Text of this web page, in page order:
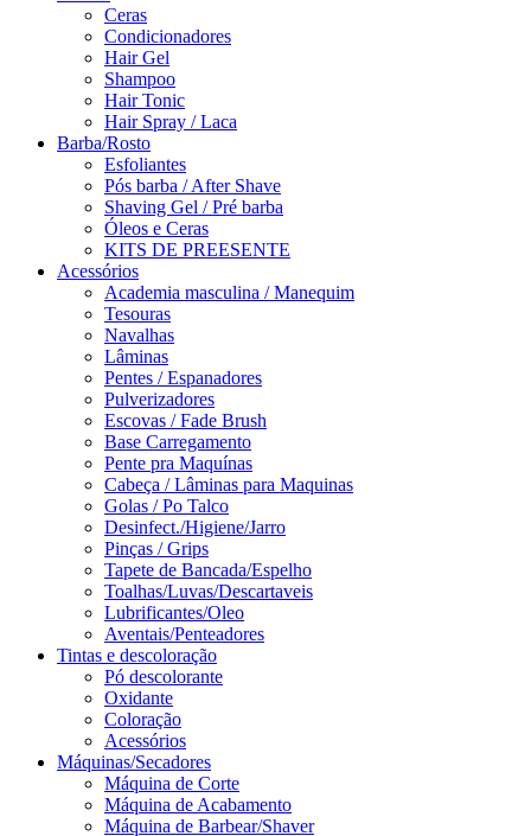
Ceras
Condicionadores
Hair Gel
Shampoo
Hair Tonic
Hair Spray / Laca
Barba/Rosto
Esfoliantes
Pós barba / After Shave
Shaving Gel / Pré barba
Óleos e Ceras
KITS DE PREESENTE
Acessórios
Academia masculina / Manequim
Tesouras
Navalhas
Lâminas
Pentes / Espanadores
Pulverizadores
Escovas / Fade Brush
Base Carregamento
Pente pra Maquínas
Cabeça / Lâminas para Maquinas
Golas / Po Talco
Desinfect./Higiene/Jarro
Pinças / Grips
Tapete de Bancada/Espelho
Toalhas/Luvas/Descartaveis
Lubrificantes/Oleo
Aventais/Penteadores
Tintas e descoloração
Pó descolorante
Oxidante
Coloração
Acessórios
Máquinas/Secadores
Máquina de Corte
Máquina de Acabamento
Máquina de Barbear/Shaver